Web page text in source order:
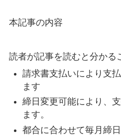
本記事の内容
読者が記事を読むと分かる
請求書支払いにより支
ます
締日変更可能により、
ます。
都合に合わせて毎月締